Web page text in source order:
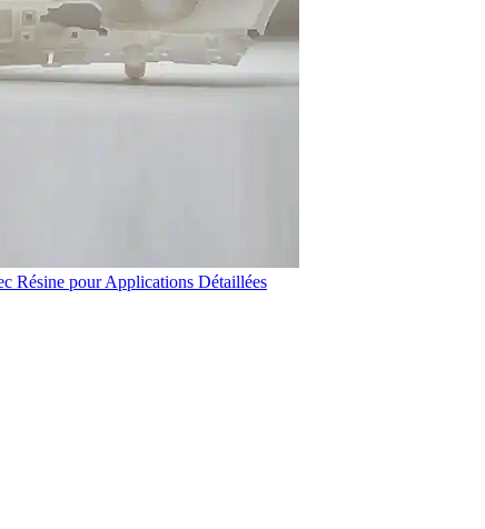
Résine pour Applications Détaillées